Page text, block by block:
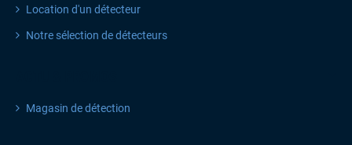
Location d'un détecteur
Notre sélection de détecteurs
Magasin de détection